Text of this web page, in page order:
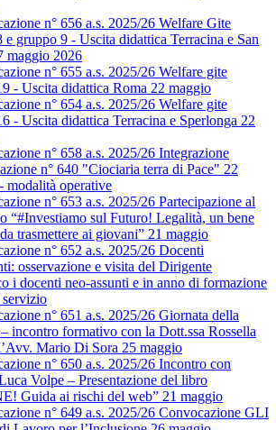
n° 656 a.s. 2025/26 Welfare Gite
e gruppo 9 - Uscita didattica Terracina e San
maggio 2026
n° 655 a.s. 2025/26 Welfare gite
- Uscita didattica Roma 22 maggio
n° 654 a.s. 2025/26 Welfare gite
- Uscita didattica Terracina e Sperlonga 22
n° 658 a.s. 2025/26 Integrazione
n° 640 "Ciociaria terra di Pace" 22
modalità operative
n° 653 a.s. 2025/26 Partecipazione al
“#Investiamo sul Futuro! Legalità, un bene
trasmettere ai giovani” 21 maggio
n° 652 a.s. 2025/26 Docenti
osservazione e visita del Dirigente
i docenti neo-assunti e in anno di formazione
servizio
n° 651 a.s. 2025/26 Giornata della
incontro formativo con la Dott.ssa Rossella
Mario Di Sora 25 maggio
n° 650 a.s. 2025/26 Incontro con
Volpe – Presentazione del libro
Guida ai rischi del web” 21 maggio
n° 649 a.s. 2025/26 Convocazione GLI